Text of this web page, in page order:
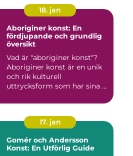
18. jan
Aboriginer konst: En
fördjupande och grundlig
översikt
Vad är "aboriginer konst"?
Aboriginer konst är en unik
och rik kulturell
uttrycksform som har sina ...
17. jan
Gomér och Andersson
Konst: En Utförlig Guide